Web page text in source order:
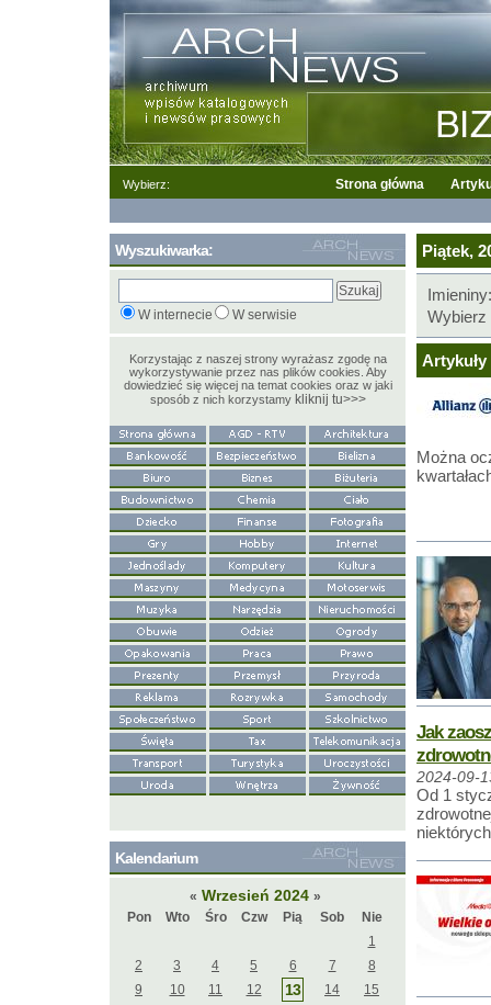
Wybierz: Strona główna
Piątek,
Wybierz
Można
Jak
2024-09-
Od 1
Wyszukiwarka:
W internecie W serwisie
Korzystając z naszej strony wyrażasz zgodę na
wykorzystywanie przez nas plików cookies. Aby
dowiedzieć się więcej na temat cookies oraz w jaki
sposób z nich korzystamy kliknij tu>>>
Kalendarium
« Wrzesień 2024 »
Pon
Wto Śro Czw Pią Sob
Nie
1
2
3 4 5 6 7
8
9
10 11 12 13 14
15